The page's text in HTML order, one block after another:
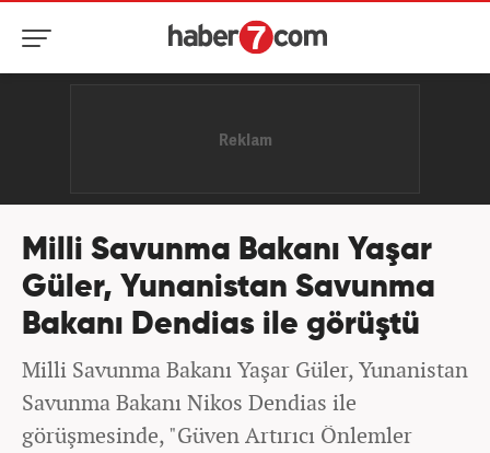
Milli Savunma Bakanı Yaşar
Güler, Yunanistan Savunma
Bakanı Dendias ile görüştü
Milli Savunma Bakanı Yaşar Güler, Yunanistan
Savunma Bakanı Nikos Dendias ile
görüşmesinde, "Güven Artırıcı Önlemler